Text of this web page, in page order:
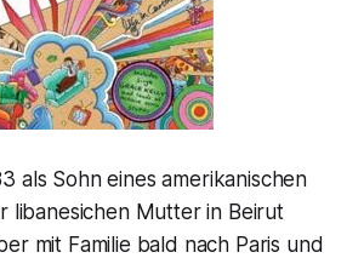
als Sohn eines amerikanischen
libanesichen Mutter in Beirut
mit Familie bald nach Paris und